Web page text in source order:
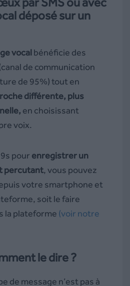
déposé sur un
vocalbénéficie des
de communication
de 95%) tout en
différente, plus
en choisissant
voix.
pour enregistrer un
percutant, vous pouvez
votre smartphone et
soit le faire
la plateforme (voir notre
le dire ?
de message n’est pas à